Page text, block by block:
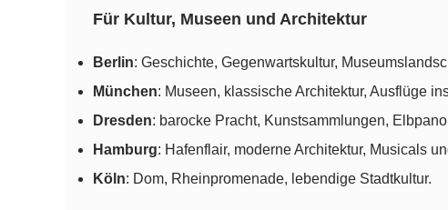
Für Kultur, Museen und Architektur
Berlin: Geschichte, Gegenwartskultur,
München: Museen, klassische Architektur, Ausflüge
Dresden: barocke Pracht, Kunstsammlungen,
Hamburg: Hafenflair, moderne Architektur, Musicals
Köln: Dom, Rheinpromenade, lebendige Stadtkultur.